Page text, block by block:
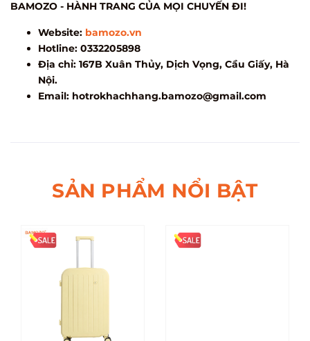
BAMOZO - HÀNH TRANG CỦA MỌI CHUYẾN ĐI!
Website: bamozo.vn
Hotline: 0332205898
Địa chỉ: 167B Xuân Thủy, Dịch Vọng, Cầu Giấy, Hà
Nội.
Email: hotrokhachhang.bamozo@gmail.com
SẢN PHẨM NỔI BẬT